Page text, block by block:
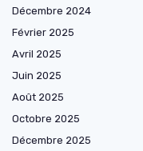
Décembre 2024
Février 2025
Avril 2025
Juin 2025
Août 2025
Octobre 2025
Décembre 2025